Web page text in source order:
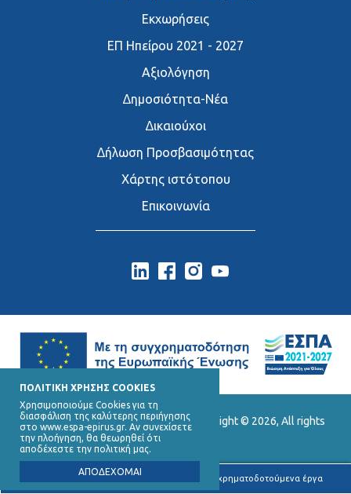
ΠΟΛΙΤΙΚΗ ΧΡΗΣΗΣ COOKIES
Χρησιμοποιούμε Cookies για τη
διασφάλιση της καλύτερης περιήγησης
στο www.espa-epirus.gr. Αν συνεχίσετε
την πλοήγηση, θα θεωρηθεί ότι
αποδέχεστε την πολιτική μας.
ΑΠΟΔΕΧΟΜΑΙ
Υποβολή καταγγελιών για συγχρηματοδοτούμενα έργα
Εκχωρήσεις
ΕΠ Ηπείρου 2021 - 2027
Αξιολόγηση
∆ημοσιότητα-Νέα
∆ικαιούχοι
∆ήλωση Προσβασιμότητας
Χάρτης ιστότοπου
Επικοινωνία
Ε.Υ.Δ. Προγράμματος «Ήπειρος», Copyright © 2026, All rights
reserved.